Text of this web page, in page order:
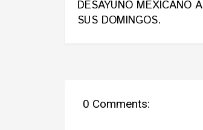
DESAYUNO MEXICANO A
SUS DOMINGOS.
0 Comments: